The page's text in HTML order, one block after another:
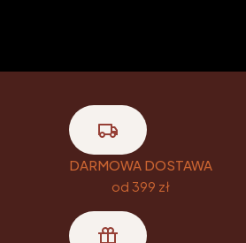
DARMOWA DOSTAWA
od 399 zł